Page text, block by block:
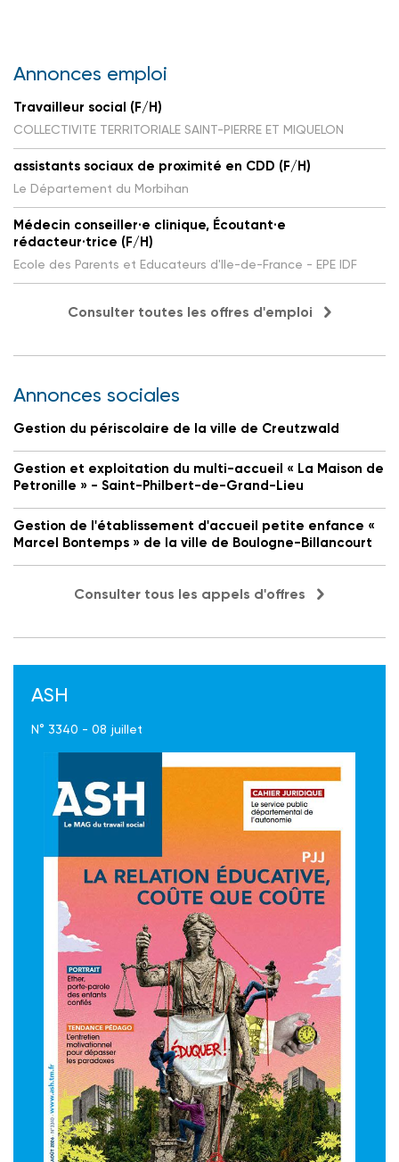
Annonces emploi
Travailleur social (F/H)
COLLECTIVITE TERRITORIALE SAINT-PIERRE ET MIQUELON
assistants sociaux de proximité en CDD (F/H)
Le Département du Morbihan
Médecin conseiller·e clinique, Écoutant·e
rédacteur·trice (F/H)
Ecole des Parents et Educateurs d'Ile-de-France - EPE IDF
Consulter toutes les offres d'emploi
Annonces sociales
Gestion du périscolaire de la ville de Creutzwald
Gestion et exploitation du multi-accueil « La Maison de
Petronille » - Saint-Philbert-de-Grand-Lieu
Gestion de l'établissement d'accueil petite enfance «
Marcel Bontemps » de la ville de Boulogne-Billancourt
Consulter tous les appels d'offres
ASH
N° 3340 - 08 juillet